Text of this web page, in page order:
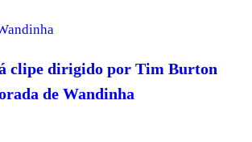
clipe dirigido por Tim Burton
de Wandinha